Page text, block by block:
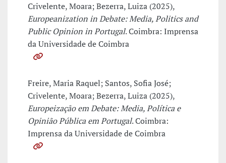
Crivelente, Moara; Bezerra, Luiza (2025),
Europeanization in Debate: Media, Politics and
Public Opinion in Portugal. Coimbra: Imprensa
da Universidade de Coimbra
Freire, Maria Raquel; Santos, Sofia José;
Crivelente, Moara; Bezerra, Luiza (2025),
Europeização em Debate: Media, Política e
Opinião Pública em Portugal. Coimbra:
Imprensa da Universidade de Coimbra